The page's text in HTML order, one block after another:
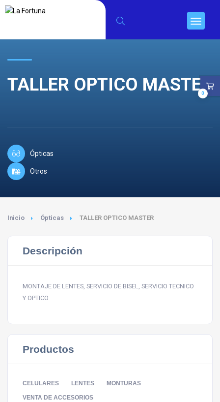
TALLER OPTICO MASTER
Ópticas
Otros
Inicio Ópticas TALLER OPTICO MASTER
Descripción
MONTAJE DE LENTES, SERVICIO DE BISEL, SERVICIO TECNICO
Y OPTICO
Productos
CELULARES LENTES MONTURAS
VENTA DE ACCESORIOS
0